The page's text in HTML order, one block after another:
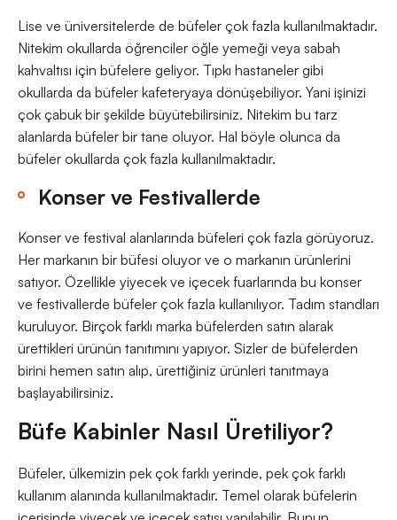
Lise ve üniversitelerde de büfeler çok fazla kullanılmaktadır.
Nitekim okullarda öğrenciler öğle yemeği veya sabah
kahvaltısı için büfelere geliyor. Tıpkı hastaneler gibi
okullarda da büfeler kafeteryaya dönüşebiliyor. Yani işinizi
çok çabuk bir şekilde büyütebilirsiniz. Nitekim bu tarz
alanlarda büfeler bir tane oluyor. Hal böyle olunca da
büfeler okullarda çok fazla kullanılmaktadır.
Konser ve Festivallerde
Konser ve festival alanlarında büfeleri çok fazla görüyoruz.
Her markanın bir büfesi oluyor ve o markanın ürünlerini
satıyor. Özellikle yiyecek ve içecek fuarlarında bu konser
ve festivallerde büfeler çok fazla kullanılıyor. Tadım standları
kuruluyor. Birçok farklı marka büfelerden satın alarak
ürettikleri ürünün tanıtımını yapıyor. Sizler de büfelerden
birini hemen satın alıp, ürettiğiniz ürünleri tanıtmaya
başlayabilirsiniz.
Büfe Kabinler Nasıl Üretiliyor?
Büfeler, ülkemizin pek çok farklı yerinde, pek çok farklı
kullanım alanında kullanılmaktadır. Temel olarak büfelerin